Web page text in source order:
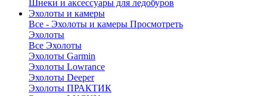
Шнеки и аксессуары для ледобуров
Эхолоты и камеры
Все - Эхолоты и камеры Просмотреть
Эхолоты
Все Эхолоты
Эхолоты Garmin
Эхолоты Lowrance
Эхолоты Deeper
Эхолоты ПРАКТИК